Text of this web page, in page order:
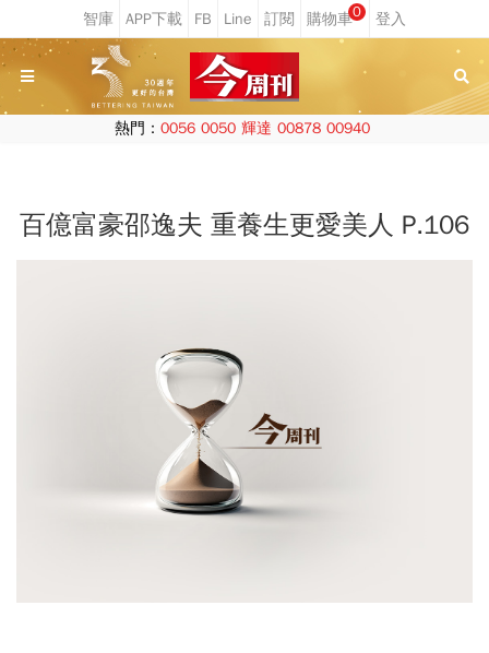
0
熱門： 0056 0050 輝達 00878 00940
百億富豪邵逸夫 重養生更愛美人 P.106